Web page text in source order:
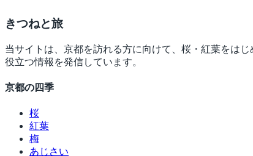
きつねと旅
当サイトは、京都を訪れる方に向けて、桜・紅葉をは
役立つ情報を発信しています。
京都の四季
桜
紅葉
梅
あじさい